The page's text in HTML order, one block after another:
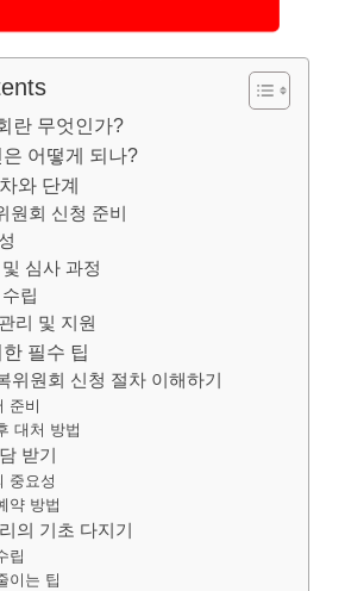
란 무엇인가?
어떻게 되나?
와 단계
원회 신청 준비
심사 과정
립
리 및 지원
필수 팁
위원회 신청 절차 이해하기
준비
대처 방법
받기
중요성
약 방법
의 기초 다지기
립
이는 팁